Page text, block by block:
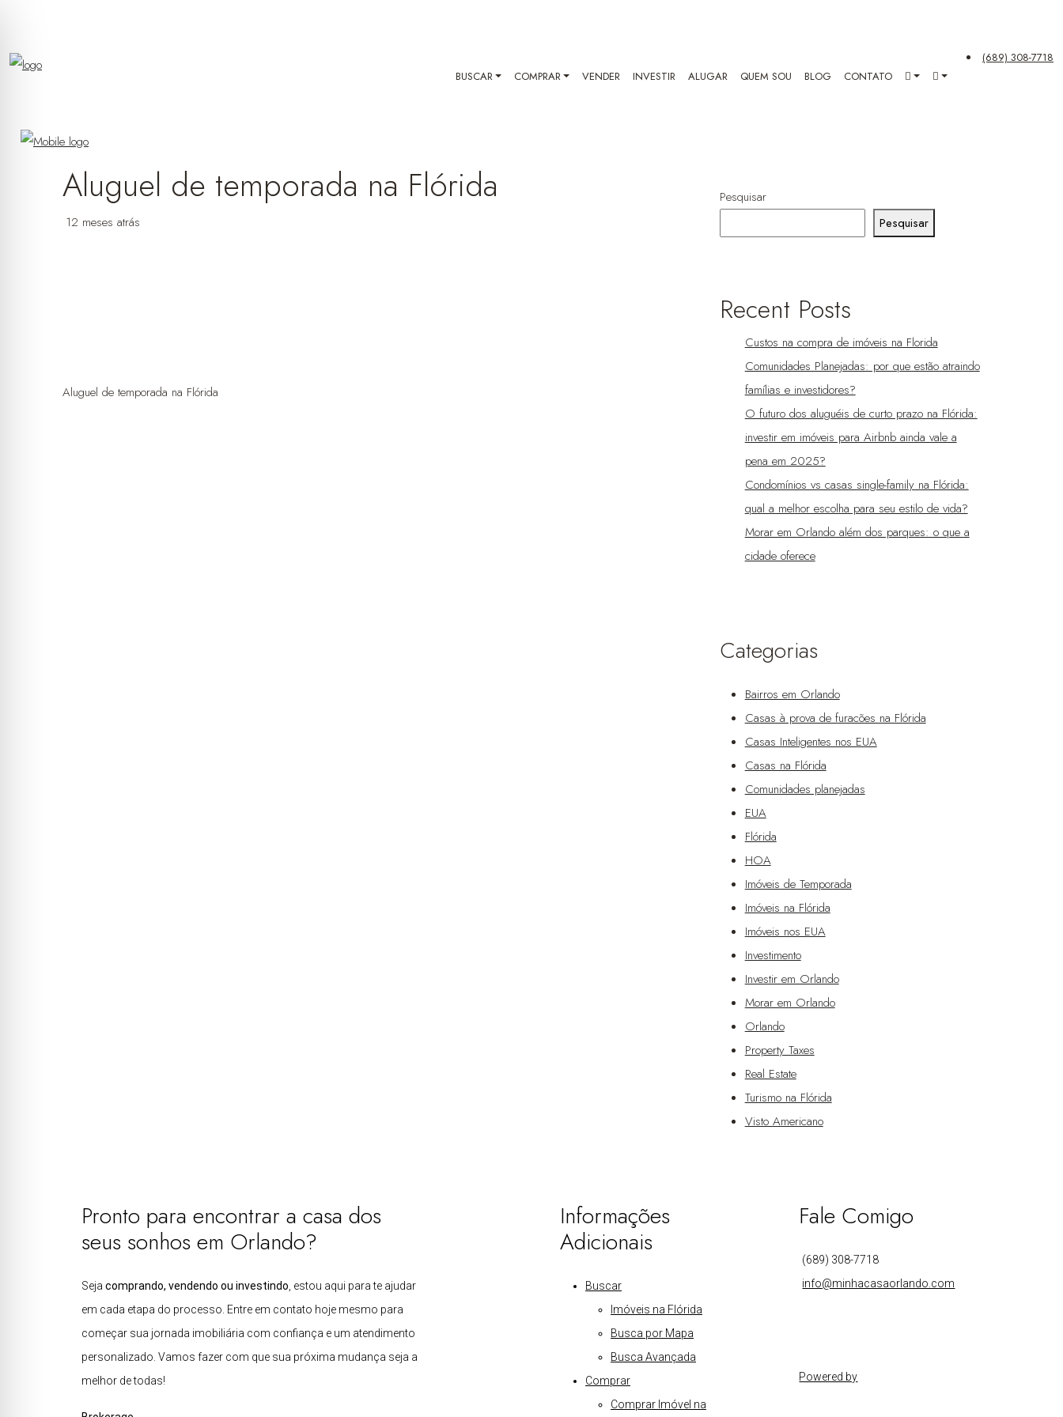
BUSCAR COMPRAR VENDER INVESTIR ALUGAR QUEM SOU BLOG CONTATO
(689) 308-7718
Aluguel de temporada na Flórida
12 meses atrás
Aluguel de temporada na Flórida
Pesquisar
Pesquisar
Recent Posts
Custos na compra de imóveis na Florida
Comunidades Planejadas: por que estão atraindo
famílias e investidores?
O futuro dos aluguéis de curto prazo na Flórida:
investir em imóveis para Airbnb ainda vale a
pena em 2025?
Condomínios vs casas single-family na Flórida:
qual a melhor escolha para seu estilo de vida?
Morar em Orlando além dos parques: o que a
cidade oferece
Categorias
Bairros em Orlando
Casas à prova de furacões na Flórida
Casas Inteligentes nos EUA
Casas na Flórida
Comunidades planejadas
EUA
Flórida
HOA
Imóveis de Temporada
Imóveis na Flórida
Imóveis nos EUA
Investimento
Investir em Orlando
Morar em Orlando
Orlando
Property Taxes
Real Estate
Turismo na Flórida
Visto Americano
Pronto para encontrar a casa dos
seus sonhos em Orlando?
Seja comprando, vendendo ou investindo , estou aqui para te ajudar
em cada etapa do processo. Entre em contato hoje mesmo para
começar sua jornada imobiliária com confiança e um atendimento
personalizado. Vamos fazer com que sua próxima mudança seja a
melhor de todas!
Informações
Adicionais
Buscar
Imóveis na Flórida
Busca por Mapa
Busca Avançada
Comprar
Comprar Imóvel na
Fale Comigo
(689) 308-7718
info@minhacasaorlando.com
Powered by